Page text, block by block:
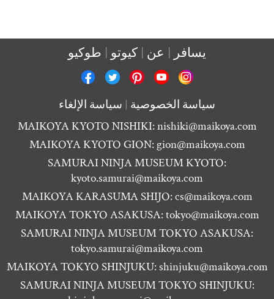
طوكيو كيوتو عن يسافر
سياسة الإلغاء سياسة الخصوصية
MAIKOYA KYOTO NISHIKI:nishiki@maikoya.com
MAIKOYA KYOTO GION: gion@maikoya.com
SAMURAI NINJA MUSEUM KYOTO:
kyoto.samurai@maikoya.com
MAIKOYA KARASUMA SHIJO:cs@maikoya.com
MAIKOYA TOKYO ASAKUSA:tokyo@maikoya.com
SAMURAI NINJA MUSEUM TOKYO ASAKUSA:
tokyo.samurai@maikoya.com
MAIKOYA TOKYO SHINJUKU:shinjuku@maikoya.com
SAMURAI NINJA MUSEUM TOKYO SHINJUKU: